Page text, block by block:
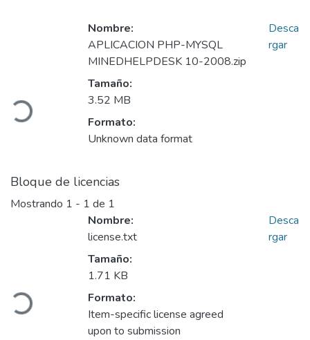
Cargando...
Nombre:
APLICACION PHP-MYSQL
MINEDHELPDESK 10-2008.zip
Tamaño:
3.52 MB
Formato:
Unknown data format
Desca
rgar
Bloque de licencias
Mostrando 1 - 1 de 1
Cargando...
Nombre:
license.txt
Tamaño:
1.71 KB
Formato:
Item-specific license agreed
upon to submission
Desca
rgar